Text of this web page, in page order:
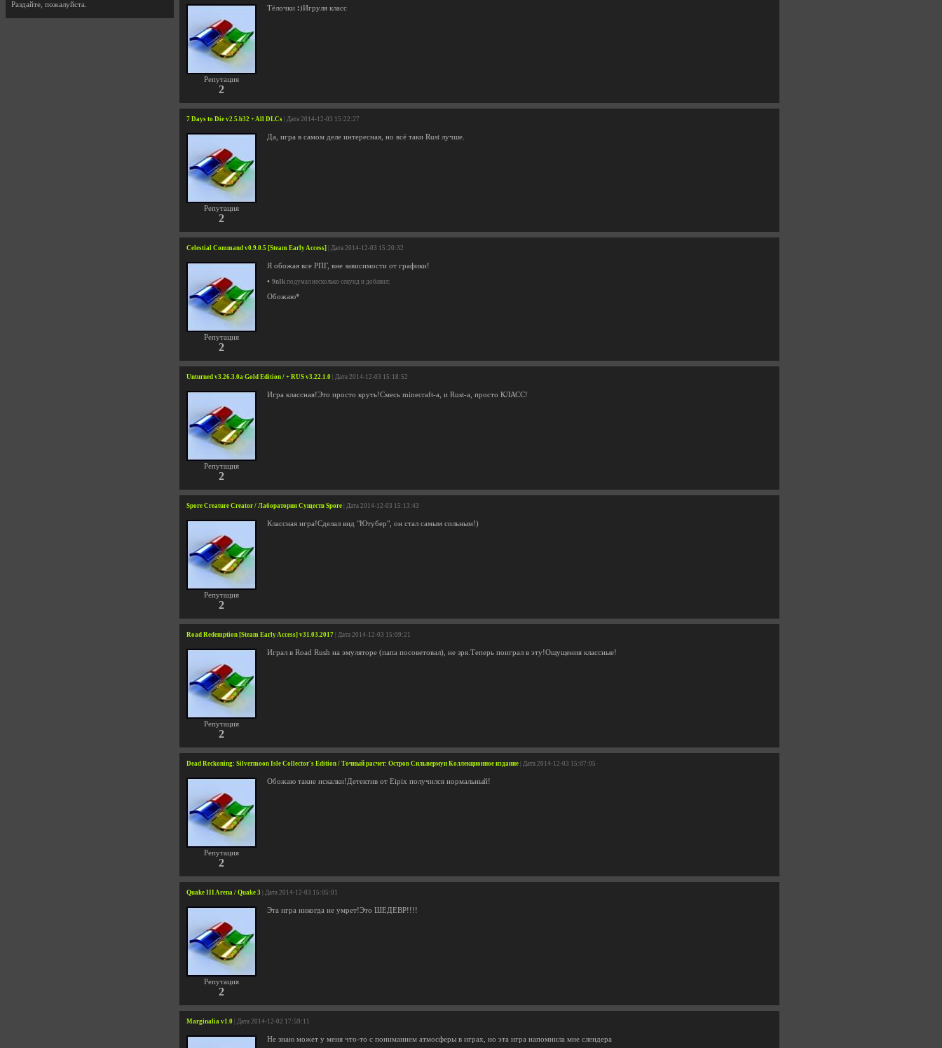
Репутация
2
Тёлочки Игруля класс
7 Days to Die v2.5.b32 + All DLCs | Дата 2014-12-03 15:22:27
Репутация
2
Да, игра в самом деле интересная, но всё таки Rust лучше.
Celestial Command v0.9.0.5 [Steam Early Access] | Дата 2014-12-03 15:20:32
Репутация
2
Я обожая все РПГ, вне зависимости от графики!
• 9nIk подумал несколько секунд и добавил:
Обожаю*
Unturned v3.26.3.0a Gold Edition / + RUS v3.22.1.0 | Дата 2014-12-03 15:18:52
Репутация
2
Игра классная!Это просто круть!Смесь minecraft-a, и Rust-a, просто КЛАСС!
Spore Creature Creator / Лаборатория Существ Spore | Дата 2014-12-03 15:13:43
Репутация
2
Классная игра!Сделал вид "Ютубер", он стал самым сильным!)
Road Redemption [Steam Early Access] v31.03.2017 | Дата 2014-12-03 15:09:21
Репутация
2
Играл в Road Rush на эмуляторе (папа посоветовал), не зря.Теперь поиграл в эту!Ощущения классные!
Dead Reckoning: Silvermoon Isle Collector's Edition / Точный расчет: Остров Сильвермун Коллекционное издание | Дата 2014-12-03 15:07:05
Репутация
2
Обожаю такие искалки!Детектив от Eipix получился нормальный!
Quake III Arena / Quake 3 | Дата 2014-12-03 15:05:01
Репутация
2
Эта игра никогда не умрет!Это ШЕДЕВР!!!!
Marginalia v1.0 | Дата 2014-12-02 17:59:11
Не знаю может у меня что-то с пониманием атмосферы в играх, но эта игра напомнила мне слендера
Раздайте, пожалуйста.